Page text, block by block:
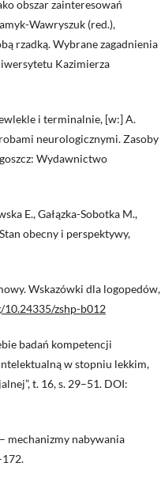
obszar zainteresowań
Wawryszuk (red.),
rzadką. Wybrane zagadnienia
Kazimierza
i terminalnie, [w:] A.
neurologicznymi. Zasoby
Wydawnictwo
E., Gałązka-Sobotka M.,
obecny i perspektywy,
Wskazówki dla logopedów,
zshp-b012
badań kompetencji
w stopniu lekkim,
t. 16, s. 29–51. DOI:
mechanizmy nabywania